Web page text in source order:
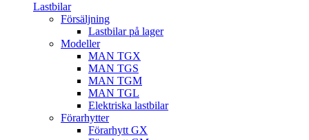
Lastbilar
Försäljning
Lastbilar på lager
Modeller
MAN TGX
MAN TGS
MAN TGM
MAN TGL
Elektriska lastbilar
Förarhytter
Förarhytt GX